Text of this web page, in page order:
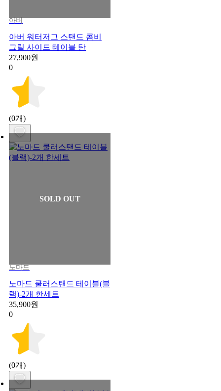
아버
아버 워터저그 스탠드 콤비
그릴 사이드 테이블 탄
27,900원
0
(0개)
SOLD OUT
노마드
노마드 쿨러스탠드 테이블(블
랙)-2개 한세트
35,900원
0
(0개)